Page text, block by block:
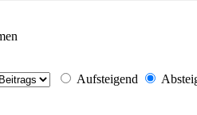
Aufsteigend